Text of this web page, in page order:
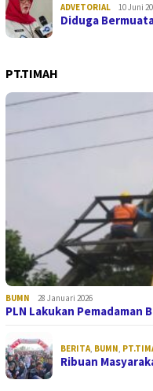
ADVETORIAL 10 Juni
Diduga
PT.TIMAH
BUMN 28 Januari 2026
PLN Lakukan Pemadaman
BERITA BUMN
Ribuan